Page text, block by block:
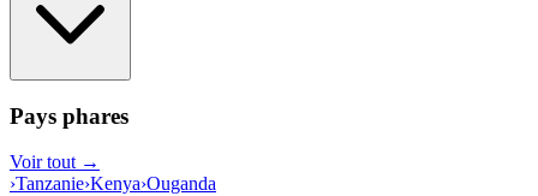
Pays phares
Voir tout →
›Tanzanie›Kenya›Ouganda